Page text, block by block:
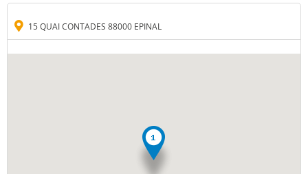
15 QUAI CONTADES 88000 EPINAL